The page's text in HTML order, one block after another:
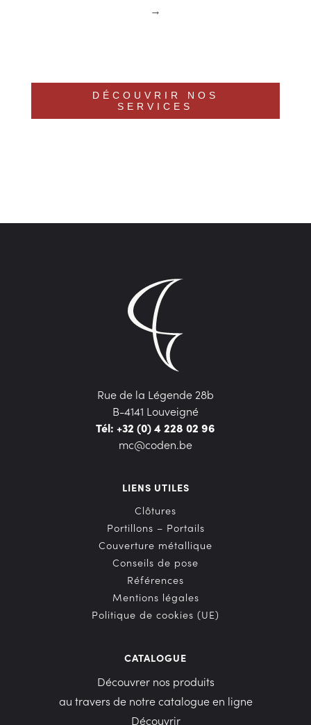
DÉCOUVRIR NOS
SERVICES
Rue de la Légende 28b
B-4141 Louveigné
Tél: +32 (0) 4 228 02 96
mc@coden.be
LIENS UTILES
Clôtures
Portillons – Portails
Couverture métallique
Conseils de pose
Références
Mentions légales
Politique de cookies (UE)
CATALOGUE
Découvrer nos produits
au travers de notre catalogue en ligne
Découvrir